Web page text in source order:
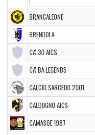
BRANCALEONE
BRENDOLA
CA' 30 AICS
CA' BA LEGENDS
CALCIO SARCEDO 2001
CALDOGNO AICS
CAMASOE 1987